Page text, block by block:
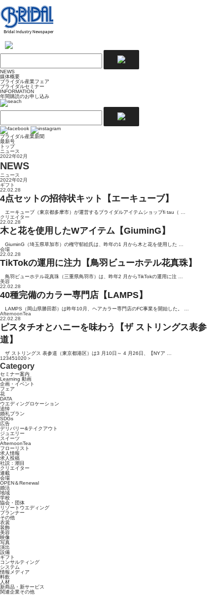
NEWS
媒体概要
ブライダル産業フェア
ブライダルセミナー
INFORMATION
年間購読のお申し込み
ブライダル産業新聞
最新号
トップ
ニュース
2022年02月
NEWS
ニュース
2022年02月
ギフト
22.02.28
4点セットの招待状キット【エーキューブ】
エーキューブ（東京都多摩市）が運営するブライダルアイテムショップfi tau（ …
クリエイター
22.02.28
木と花を使用したWアイテム【GiuminG】
GiuminG（埼玉県草加市）の権守郁絵氏は、昨年の1 月から木と花を使用した …
会場
22.02.28
TikTokの運用に注力【鳥羽ビューホテル花真珠】
鳥羽ビューホテル花真珠（三重県鳥羽市）は、昨年2 月からTikTokの運用に注 …
美容
22.02.28
40種完備のカラー専門店【LAMPS】
LAMPS（岡山県勝田郡）は昨年10月、ヘアカラー専門店のFC事業を開始した。 …
AfternoonTea
22.02.28
ピスタチオとハニーを味わう【ザ ストリングス表参
道】
ザ ストリングス 表参道（東京都港区）は3 月10日～ 4 月26日、【NYア …
123451020＞
Category
セミナー案内
Learning 動画
企画・イベント
フェア
花
DATA
ウエディングロケーション
追悼
婚礼プラン
SDGs
広告
デリバリー&テイクアウト
ジュエリー
スイーツ
AfternoonTea
フローリスト
求人情報
求人投稿
社説：潮目
クリエイター
連載
会場
OPEN＆Renewal
婚活
地域
学校
協会・団体
リゾートウエディング
プランナー
その他
衣裳
装飾
美容
映像
写真
演出
設備
ギフト
コンサルティング
システム
情報メディア
料飲
人材
新商品・新サービス
関連企業その他